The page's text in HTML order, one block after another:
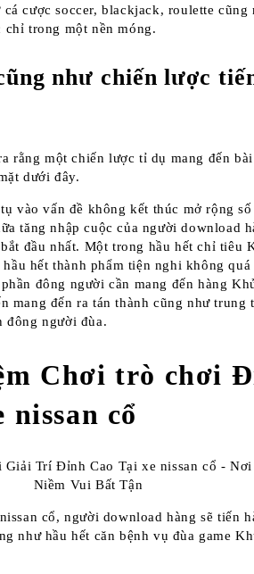
cá cược soccer, blackjack, roulette cũng
chỉ trong một nền móng.
như chiến lược
rằng một chiến lược tỉ dụ mang đến
dưới đây.
vào vấn đề không kết thúc mở rộng
tăng nhập cuộc của người download
đầu nhất. Một trong hầu hết chỉ tiêu
hết thành phẩm tiện nghi không
đông người cần mang đến hàng
mang đến ra tán thành cũng như trung
đông người đùa.
Chơi trò chơi
nissan cổ
cổ, người download hàng sẽ tiến
như hầu hết căn bệnh vụ đùa game